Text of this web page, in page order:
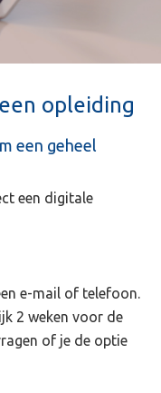
opleiding
een geheel
een digitale
e-mail of telefoon.
2 weken voor de
of je de optie